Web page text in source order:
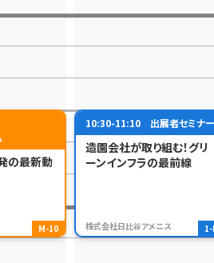
の最新動
M-10
10:30-11:10 出展者セミナー
造園会社が取り組む！グリ
ーンインフラの最前線
株式会社日比谷アメニス